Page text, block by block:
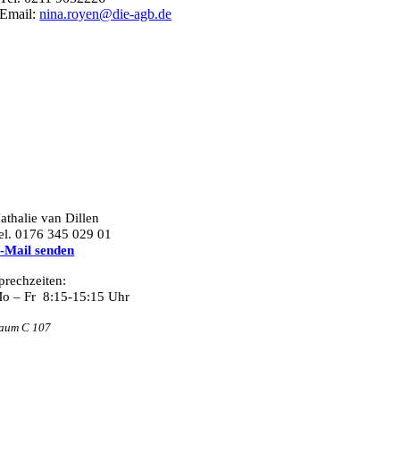
Email:nina.royen@die-agb.de
van Dillen
0176 345 029 01
Mail senden
– Fr 8:15-15:15 Uhr
C 107